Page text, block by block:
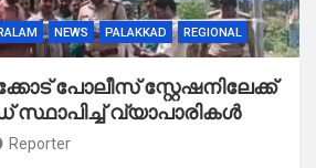
NEWS PALAKKAD REGIONAL
പോലീസ് സ്റ്റേഷനിലേക്ക്
വ്യാപാരികൾ
Reporter